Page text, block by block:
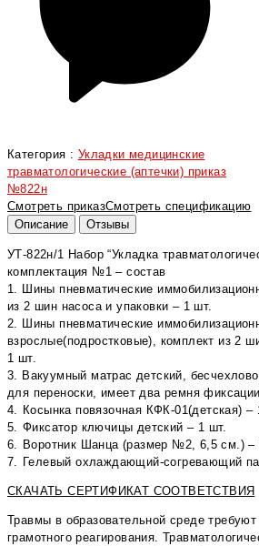
Категория : Укладки медицинские
травматологические (аптечки) приказ
№822н
Смотреть приказСмотреть спецификацию
Описание
Отзывы
УТ-822н/1 Набор “Укладка
комплектация №1 – состав
1. Шины пневматические
из 2 шин насоса и упаковки – 1 шт.
2. Шины пневматические
взрослые(подростковые), комплект из 2
1 шт.
3. Вакуумный матрас детский,
для переноски, имеет два ремня
4.⁠ ⁠Косынка повязочная КФК-01(детская) –
5.⁠ ⁠Фиксатор ключицы детский – 1 шт.
6.⁠ ⁠Воротник Шанца (размер №2, 6,5 см.) –
7.⁠ ⁠Гелевый охлаждающий-согревающий
СКАЧАТЬ СЕРТИФИКАТ СООТВЕТСТВИЯ
Травмы в образовательной среде
грамотного реагирования.